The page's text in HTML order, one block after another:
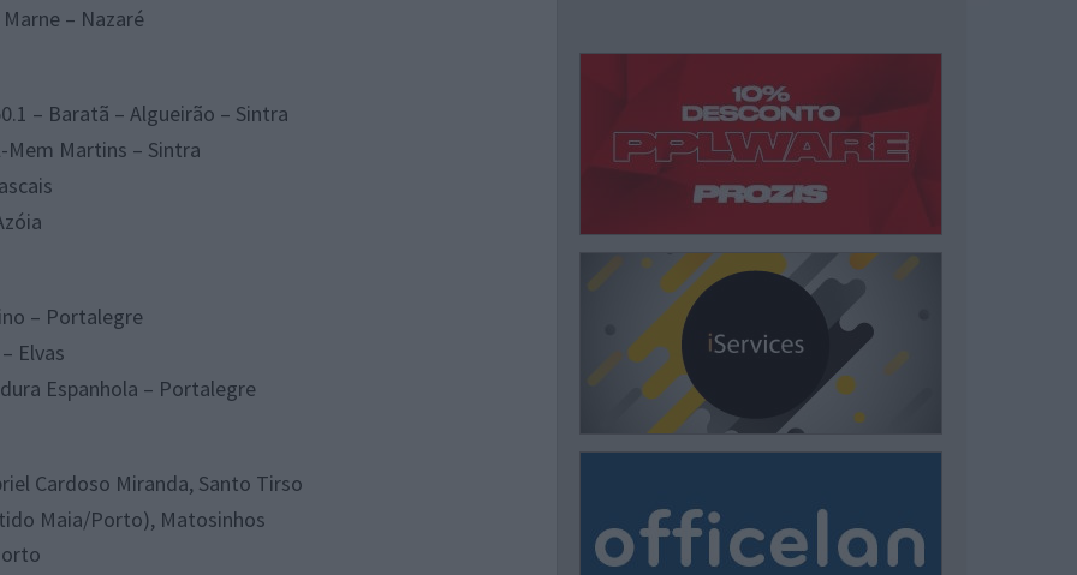
– Nazaré
– Baratã – Algueirão – Sintra
Mem Martins – Sintra
– Portalegre
Elvas
Espanhola – Portalegre
Cardoso Miranda, Santo Tirso
Maia/Porto), Matosinhos